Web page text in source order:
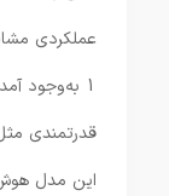
1 به‌وجود
این مدل